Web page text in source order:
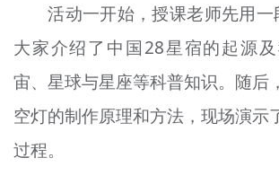
活动一开始，授课老师先用
大家介绍了中国28星宿的起源
宙、星球与星座等科普知识。随后
空灯的制作原理和方法，现场演示
过程。